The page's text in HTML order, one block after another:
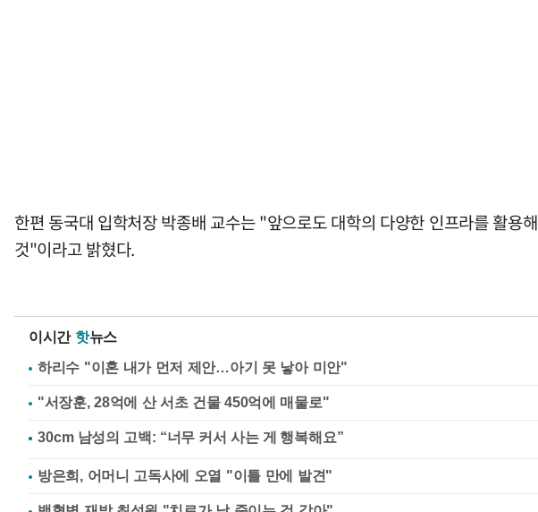
한편 동국대 입학처장 박종배 교수는 "앞으로도 대학의 다양한 인프라를 활
것"이라고 밝혔다.
이시간 핫뉴스
하리수 "이혼 내가 먼저 제안…아기 못 낳아 미안"
"서장훈, 28억에 산 서초 건물 450억에 매물로"
방은희, 어머니 고독사에 오열 "이틀 만에 발견"